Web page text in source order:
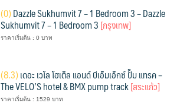
(0)Dazzle Sukhumvit 7 – 1 Bedroom 3 – Dazzle
Sukhumvit 7 – 1 Bedroom 3[กรุงเทพ]
ราคาเริ่มต้น : 0 บาท
(8.3)เดอะ เวโล โฮเต็ล แอนด์ บีเอ็มเอ็กซ์ ปั๊ม แทรค –
The VELO’S hotel & BMX pump track[สระแก้ว]
ราคาเริ่มต้น : 1529 บาท